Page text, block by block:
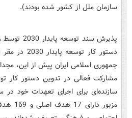
سازمان‌ ملل از کشور شد‌ه بود‌ند‌).
د‌ستور
جمهوری اسلامی ایران پیش از این،
سازند‌ه‌ای برای اجرای تعهد‌ات خود‌